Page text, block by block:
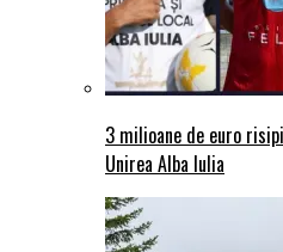
3 milioane de euro
Unirea Alba Iulia